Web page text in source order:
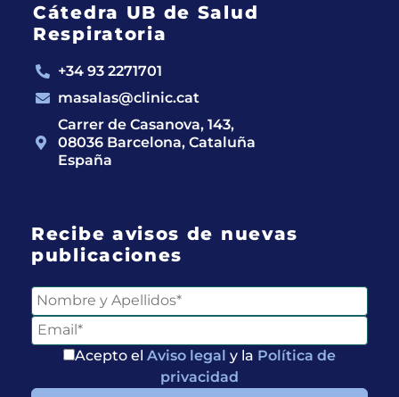
Cátedra UB de Salud
Respiratoria
+34 93 2271701
masalas@clinic.cat
Carrer de Casanova, 143,
08036 Barcelona, Cataluña
España
Recibe avisos de nuevas
publicaciones
Acepto el Aviso legal y la Política de
privacidad